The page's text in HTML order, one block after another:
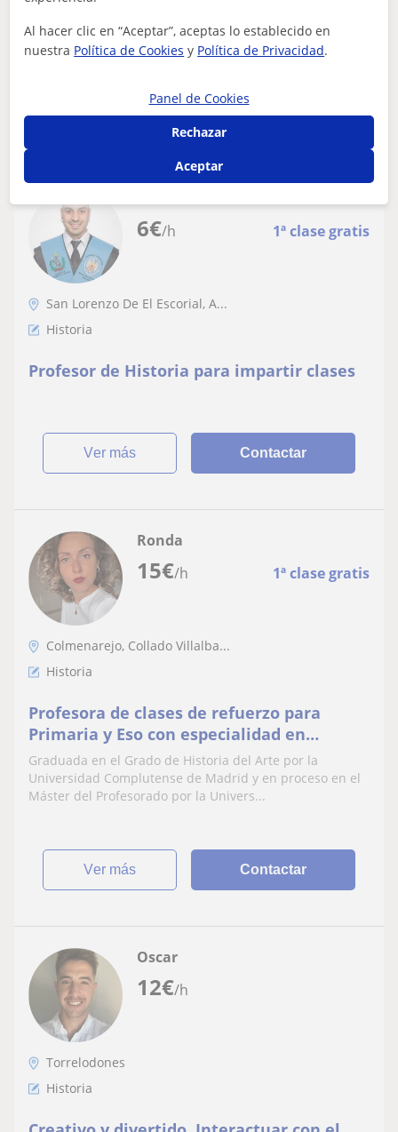
otro? Soy un apasionado de la...
6€/h 1ª clase gratis
San Lorenzo De El Escorial, A...
Historia
Profesor de Historia para impartir clases
ver más Contactar
15€/h 1ª clase gratis
Ronda
Colmenarejo, Collado Villalba...
Historia
Profesora de clases de refuerzo para
Primaria y Eso con especialidad en
Humanidades y Ciencias Sociales
Graduada en el Grado de Historia del Arte por la
Universidad Complutense de Madrid y en proceso en el
Máster del Profesorado por la Univers...
ver más Contactar
12€/h
Oscar
Torrelodones
Historia
Al hacer clic en “Aceptar”, aceptas lo establecido en
nuestra Política de Cookies y Política de Privacidad.
Panel de Cookies
Rechazar
Aceptar